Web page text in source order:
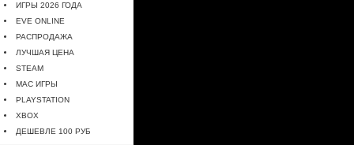
ИГРЫ 2026 ГОДА
EVE ONLINE
РАСПРОДАЖА
ЛУЧШАЯ ЦЕНА
STEAM
MAC ИГРЫ
PLAYSTATION
XBOX
ДЕШЕВЛЕ 100 РУБ